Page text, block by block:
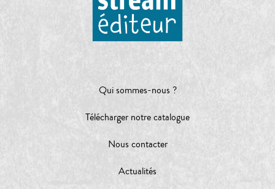
Qui sommes-nous ?
Télécharger notre catalogue
Nous contacter
Actualités